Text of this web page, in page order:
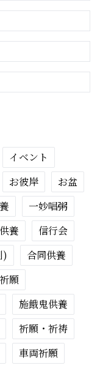
イベント
お彼岸
お盆
一妙唱粥
供養
信行会
)
合同供養
願
施餓鬼供養
祈願・祈祷
車両祈願